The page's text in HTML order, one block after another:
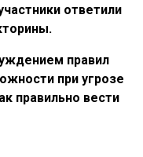
ответили
правил
при угрозе
правильно вести